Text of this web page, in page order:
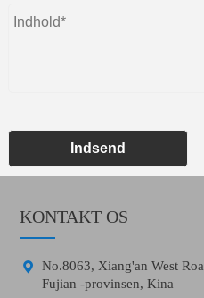
Indsend
KONTAKT OS

No.8063, Xiang'an West
Fujian -provinsen, Kina